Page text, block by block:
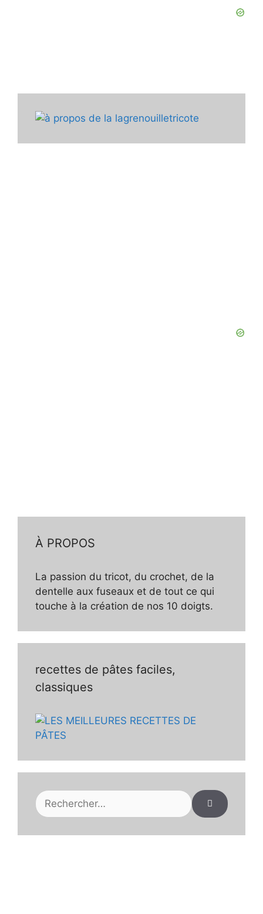
À PROPOS
La passion du tricot, du crochet, de la
dentelle aux fuseaux et de tout ce qui
touche à la création de nos 10 doigts.
recettes de pâtes faciles,
classiques
Rechercher :